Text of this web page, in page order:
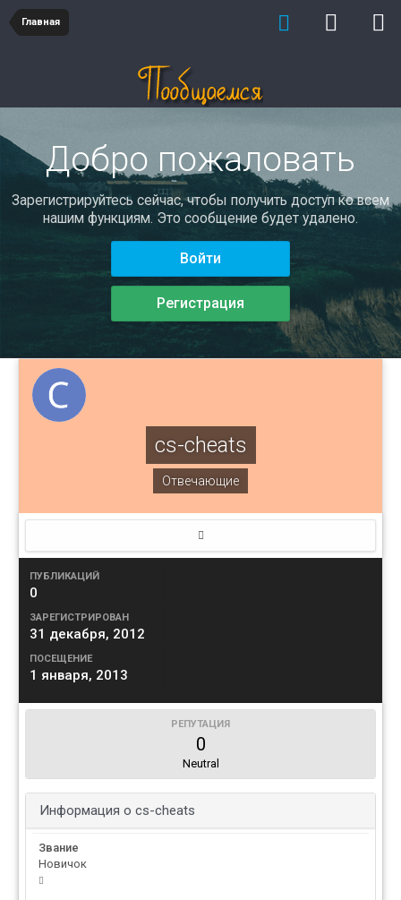
Главная
Добро пожаловать
Зарегистрируйтесь сейчас, чтобы получить доступ ко всем
нашим функциям. Это сообщение будет удалено.
Войти
Регистрация
cs-cheats
Отвечающие
ПУБЛИКАЦИЙ
0
ЗАРЕГИСТРИРОВАН
31 декабря, 2012
ПОСЕЩЕНИЕ
1 января, 2013
РЕПУТАЦИЯ
0
Neutral
Информация о cs-cheats
Звание
Новичок